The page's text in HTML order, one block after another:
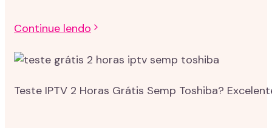
Continue lendo
Teste IPTV 2 Horas Grátis Semp Toshiba?